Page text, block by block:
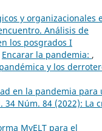
y organizacionales
Análisis de
los posgrados I
Encarar la pandemia: ,
y los
en la pandemia para
Núm. 84 (2022): La
MyELT para el